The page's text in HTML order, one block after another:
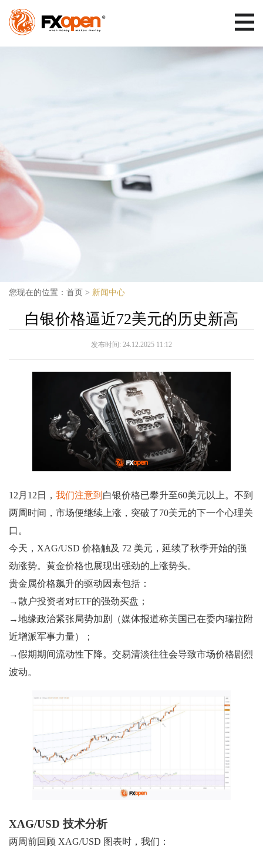
您现在的位置： 首页 > 新闻中心
白银价格逼近72美元的历史新高
发布时间: 24.12.2025 11:12
12月12日， 我们注意到 白银价格已攀升至60美元以上。不到
两周时间，市场便继续上涨，突破了70美元的下一个心理关
口。
今天，XAG/USD 价格触及 72 美元，延续了秋季开始的强
劲涨势。黄金价格也展现出强劲的上涨势头。
贵金属价格飙升的驱动因素包括：
→散户投资者对ETF的强劲买盘；
→地缘政治紧张局势加剧（媒体报道称美国已在委内瑞拉附
近增派军事力量）；
→假期期间流动性下降。交易清淡往往会导致市场价格剧烈
波动。
XAG/USD 技术分析
两周前回顾 XAG/USD 图表时，我们：